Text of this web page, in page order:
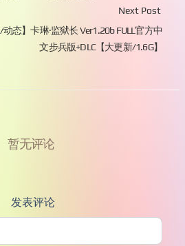
Next Post
动态】卡琳·监狱长 Ver1.20b FULL官方中
文步兵版+DLC【大更新/1.6G】
暂无评论
发表评论